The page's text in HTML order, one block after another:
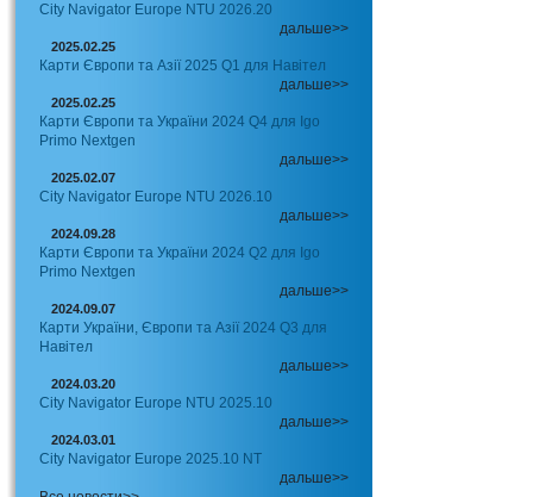
City Navigator Europe NTU 2026.20
дальше>>
2025.02.25
Карти Європи та Азії 2025 Q1 для Навітел
дальше>>
2025.02.25
Карти Європи та України 2024 Q4 для Igo
Primo Nextgen
дальше>>
2025.02.07
City Navigator Europe NTU 2026.10
дальше>>
2024.09.28
Карти Європи та України 2024 Q2 для Igo
Primo Nextgen
дальше>>
2024.09.07
Карти України, Європи та Азії 2024 Q3 для
Навітел
дальше>>
2024.03.20
City Navigator Europe NTU 2025.10
дальше>>
2024.03.01
City Navigator Europe 2025.10 NT
дальше>>